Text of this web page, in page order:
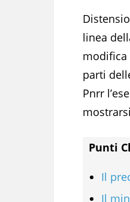
linea
modifica
parti
Pnrr
Punti
Il
Il